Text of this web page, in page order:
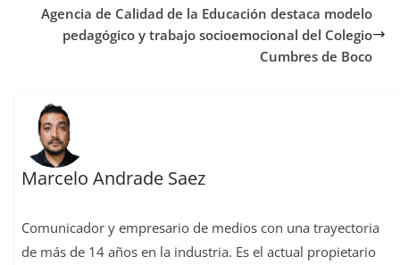
k
p
n
s
n
i
Agencia de Calidad de la Educación destaca modelo
pedagógico y trabajo socioemocional del Colegio
Cumbres de Boco
Marcelo Andrade Saez
Comunicador y empresario de medios con una trayectoria
de más de 14 años en la industria. Es el actual propietario